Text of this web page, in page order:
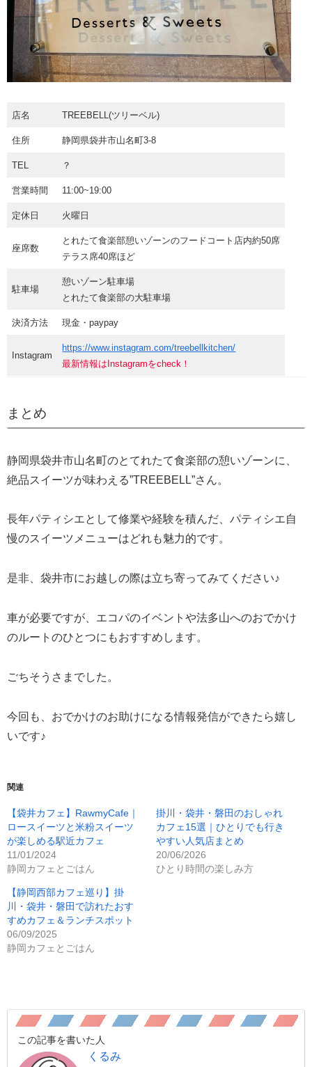
店名 TREEBELL(ツリーベル)
住所 静岡県袋井市山名町3-8
TEL ？
営業時間 11:00~19:00
定休日 火曜日
座席数
とれたて食楽部憩いゾーンのフードコート店内約50席
テラス席40席ほど
駐車場
憩いゾーン駐車場
とれたて食楽部の大駐車場
決済方法 現金・paypay
Instagram
https://www.instagram.com/treebellkitchen/
最新情報はInstagramをcheck！
まとめ
静岡県袋井市山名町のとてれたて食楽部の憩いゾーンに、
絶品スイーツが味わえる”TREEBELL”さん。
長年パティシエとして修業や経験を積んだ、パティシエ自
慢のスイーツメニューはどれも魅力的です。
是非、袋井市にお越しの際は立ち寄ってみてください♪
車が必要ですが、エコパのイベントや法多山へのおでかけ
のルートのひとつにもおすすめします。
ごちそうさまでした。
今回も、おでかけのお助けになる情報発信ができたら嬉し
いです♪
関連
【袋井カフェ】RawmyCafe｜
ロースイーツと米粉スイーツ
が楽しめる駅近カフェ
11/01/2024
静岡カフェとごはん
掛川・袋井・磐田のおしゃれ
カフェ15選｜ひとりでも行き
やすい人気店まとめ
20/06/2026
ひとり時間の楽しみ方
【静岡西部カフェ巡り】掛
川・袋井・磐田で訪れたおす
すめカフェ＆ランチスポット
06/09/2025
静岡カフェとごはん
この記事を書いた人
くるみ